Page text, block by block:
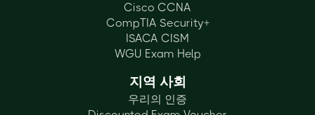
Cisco CCNA
CompTIA Security+
ISACA CISM
WGU Exam Help
지역 사회
우리의 인증